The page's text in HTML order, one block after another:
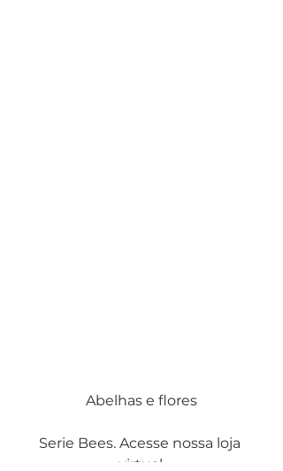
Abelhas e flores
Serie Bees. Acesse nossa loja
virtual.